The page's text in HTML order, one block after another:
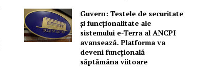
Guvern: Testele de securitate
și funcționalitate ale
sistemului e-Terra al ANCPI
avansează. Platforma va
deveni funcțională
săptămâna viitoare